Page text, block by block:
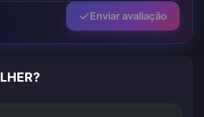
Enviar avaliação